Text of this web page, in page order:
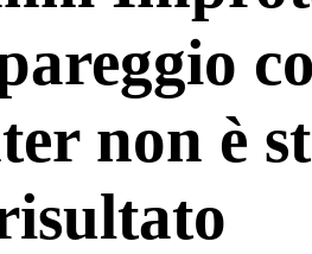
non è